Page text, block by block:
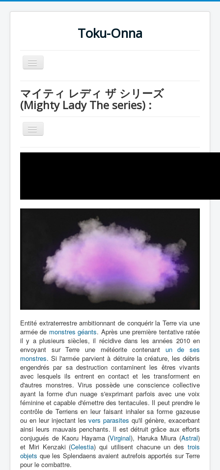
Toku-Onna
Basculer
la
Accueil
Toku-Actrices
Toku-Critiques
Séries
Films
マイティ レディ ザ シリーズ
(Mighty Lady The series) :
Basculer
la
Série
Artefacts
Environnement
Épisodes
Entité extraterrestre ambitionnant de conquérir la Terre via une
armée de monstres géants. Après une première tentative ratée
il y a plusieurs siècles, il récidive dans les années 2010 en
envoyant sur Terre une météorite contenant un de ses
monstres. Si l'armée parvient à détruire la créature, les débris
engendrés par sa destruction contaminent les êtres vivants
avec lesquels ils entrent en contact et les transforment en
d'autres monstres. Virus possède une conscience collective
ayant la forme d'un nuage s'exprimant parfois avec une voix
féminine et capable d'émettre des tentacules. Il peut prendre le
contrôle de Terriens en leur faisant inhaler sa forme gazeuse
ou en leur injectant lesvers parasites qu'il génère, exacerbant
ainsi leurs mauvais penchants. Il est détruit grâce aux efforts
conjugués de Kaoru Hayama (Virginal), Haruka Miura (Astral)
et Miri Kenzaki (Celestia) qui utilisent chacune un destrois
objets que les Splendaens avaient autrefois apportés sur Terre
pour le combattre.